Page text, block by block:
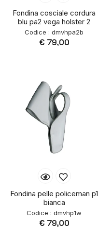
Fondina cosciale cordura
blu pa2 vega holster 2
Codice : dmvhpa2b
€ 79,00
Fondina pelle policeman p1
bianca
Codice : dmvhp1w
€ 79,00